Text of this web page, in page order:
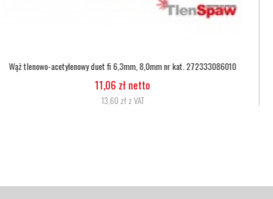
Wąż tlenowy fi 6,3
5,07 zł netto
6,24 zł z VAT